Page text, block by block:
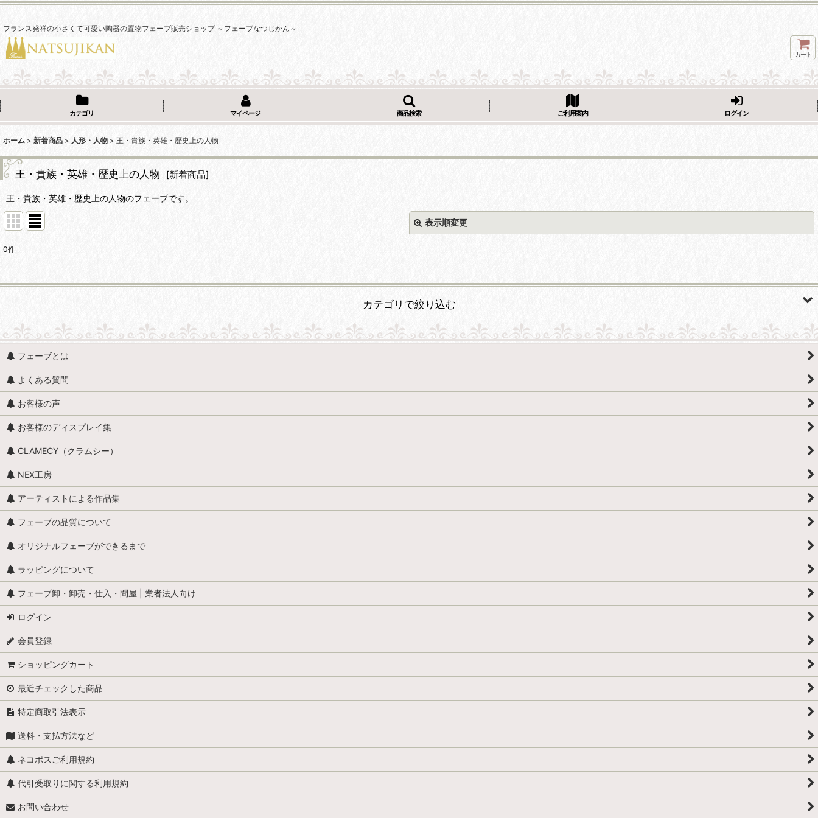
フランス発祥の小さくて可愛い陶器の置物フェーブ販売ショップ ～フェーブなつじかん～
カート
カテゴリ マイページ 商品検索 ご利用案内 ログイン
ホーム > 新着商品 > 人形・人物 > 王・貴族・英雄・歴史上の人物
王・貴族・英雄・歴史上の人物 [新着商品]
王・貴族・英雄・歴史上の人物のフェーブです。
表示順変更
絞り込む
0件
カテゴリで絞り込む
人形・人物 (すべての商品を表示)
人形・人物全般
アンティークドール
映画・ヒーロー
王・貴族・英雄・歴史上の人物
おやすみなさい、こども達 / くまのヌーヌー
怪物
学校
学者・発明家・詩人
カリメロ
キティ
小人
くまのプーさん
少年ブールと愛犬ビル
職業・仕事
スーパーマン
フェーブとは
よくある質問
お客様の声
お客様のディスプレイ集
CLAMECY（クラムシー）
NEX工房
アーティストによる作品集
フェーブの品質について
オリジナルフェーブができるまで
ラッピングについて
フェーブ卸・卸売・仕入・問屋 | 業者法人向け
ログイン
会員登録
ショッピングカート
最近チェックした商品
特定商取引法表示
送料・支払方法など
ネコポスご利用規約
代引受取りに関する利用規約
お問い合わせ